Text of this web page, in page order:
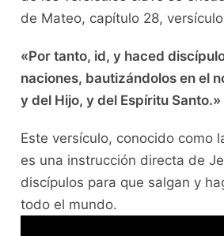
de Mateo, capítulo 28,
«Por tanto, id, y haced
naciones, bautizándolos en el
y del Hijo, y del Espíritu Santo.»
Este versículo, conocido como
es una instrucción directa de
discípulos para que salgan y
todo el mundo.